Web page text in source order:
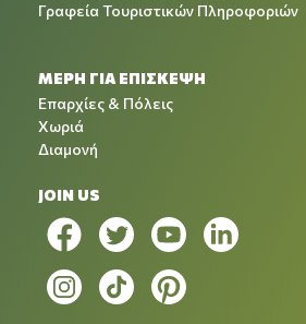
Γραφεία Τουριστικών Πληροφοριών
ΜΕΡΗ ΓΙΑ ΕΠΙΣΚΕΨΗ
Επαρχίες & Πόλεις
Χωριά
Διαμονή
JOIN US